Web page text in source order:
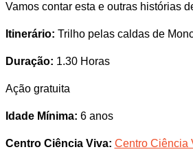
Vamos contar esta e outras histórias
Itinerário: Trilho pelas caldas de
Duração: 1.30 Horas
Ação gratuita
Idade Mínima: 6 anos
Centro Ciência Viva: Centro Ciência